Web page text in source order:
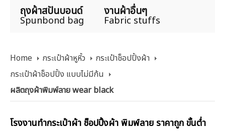
ถุงผ้าสปันบอนด์
Spunbond bag
งานผ้าอื่นๆ
Fabric stuffs
Home กระเป๋าผ้าหูหิ้ว
กระเป๋าช็อปปิ้งผ้า
กระเป๋าผ้าช็อปปิ้ง แบบไม่มีก้น
ผลิตถุงผ้าพิมพ์ลาย wear black
โรงงานทำกระเป๋าผ้า ช็อปปิ้งผ้า พิมพ์ลาย ราคาถูก ขั้นต่ำ